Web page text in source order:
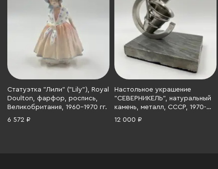
Статуэтка "Лили" ("Lily"), Royal
Doulton, фарфор, роспись,
Великобритания, 1960-1970 гг.
6 572 ₽
Настольное украшение
"СЕВЕРНИКЕЛЬ", натуральный
камень, металл, СССР, 1970-
1990 гг.
12 000 ₽